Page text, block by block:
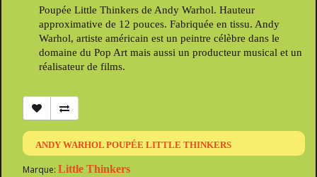
Poupée Little Thinkers de Andy Warhol. Hauteur
approximative de 12 pouces. Fabriquée en tissu. Andy
Warhol, artiste américain est un peintre célèbre dans le
domaine du Pop Art mais aussi un producteur musical et un
réalisateur de films.
ANDY WARHOL POUPÉE LITTLE THINKERS
Marque: Little Thinkers